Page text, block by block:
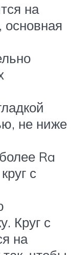
на
основная
не ниже
Ra
с
Круг с
на